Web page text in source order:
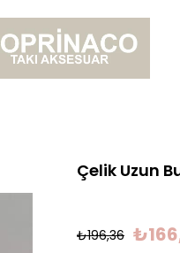
Çelik Uzun
₺196,36